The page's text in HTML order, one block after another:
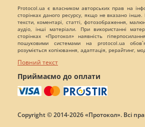
Protocol.ua є власником авторських прав на
сторінках даного ресурсу, якщо не вказано інше.
тексти, коментарі, статті, фотозображення,
аудіо, інші матеріали. При використанні
сторінках «Протокол» наявність
пошуковими системами на protocol.ua
розуміється копіювання, адаптація, рерайтинг,
Повний текст
Приймаємо до оплати
Copyright © 2014-2026 «Протокол». Всі